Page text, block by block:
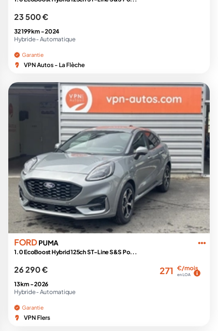
23 500 €
32 199 km -2024
Hybride - Automatique
Garantie
VPN Autos - La Flèche
FORD PUMA
1.0 EcoBoost Hybrid 125ch ST-Line S&S Po...
26 290 € 271 €/mois
en LOA
13 km -2026
Hybride - Automatique
Garantie
VPN Flers